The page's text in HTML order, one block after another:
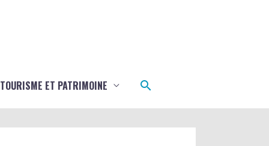
TOURISME ET PATRIMOINE Rechercher